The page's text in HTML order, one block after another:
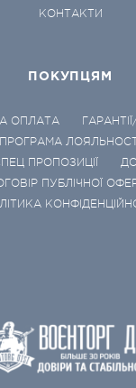
КОНТАКТИ
ПОКУПЦЯМ
ОПЛАТА
ПРОГРАМА
ПРОПОЗИЦІЇ
ПУБЛІЧНОЇ